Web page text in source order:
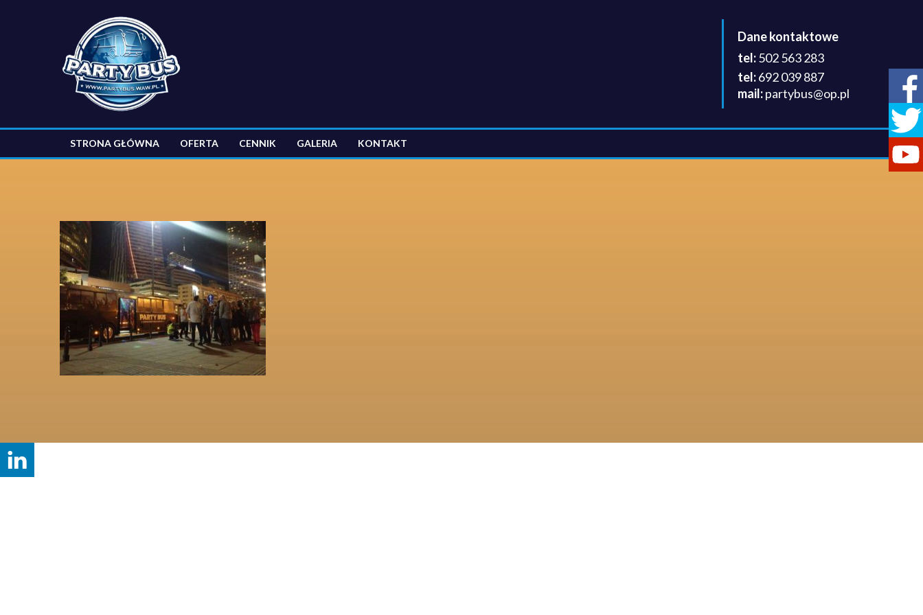
Dane kontaktowe
502 563 283
692 039 887
partybus@op.pl
STRONA GŁÓWNA OFERTA CENNIK GALERIA KONTAKT